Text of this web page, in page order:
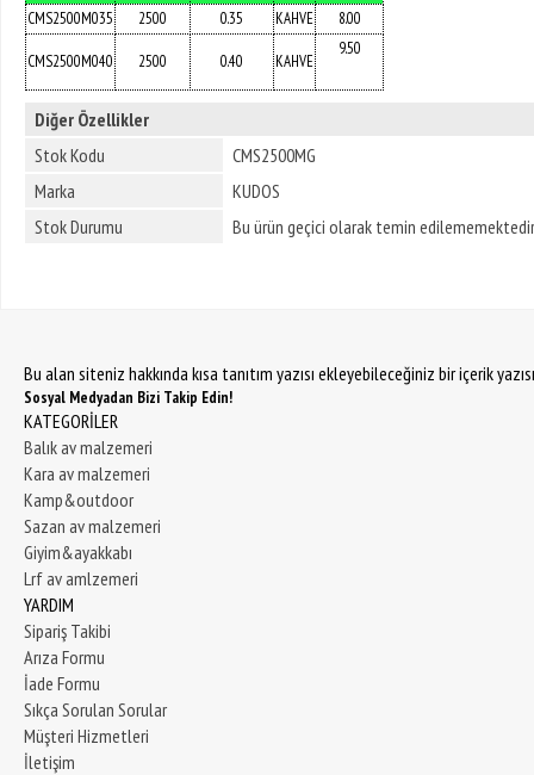
CMS2500M035
2500 0.35 KAHVE 8.00
CMS2500M040 2500 0.40 KAHVE
9.50
Diğer Özellikler
Stok Kodu
CMS2500MG
Marka
KUDOS
Stok Durumu
Bu ürün geçici olarak temin
Bu alan siteniz hakkında kısa tanıtım yazısı ekleyebileceğiniz bir içerik
Sosyal Medyadan Bizi Takip Edin!
KATEGORİLER
Balık av malzemeri
Kara av malzemeri
Kamp&outdoor
Sazan av malzemeri
Giyim&ayakkabı
Lrf av amlzemeri
YARDIM
Sipariş Takibi
Arıza Formu
İade Formu
Sıkça Sorulan Sorular
Müşteri Hizmetleri
İletişim